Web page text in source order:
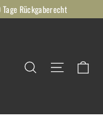
Rückgaberecht
Suche